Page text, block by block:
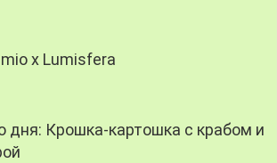
x Lumisfera
дня: Крошка-картошка с крабом и